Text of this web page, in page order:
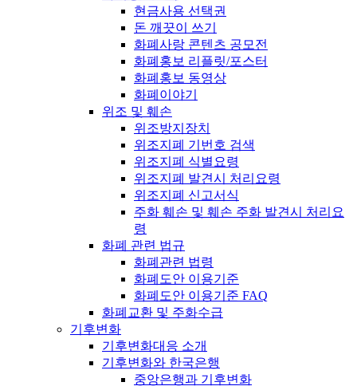
현금사용 선택권
돈 깨끗이 쓰기
화폐사랑 콘텐츠 공모전
화폐홍보 리플릿/포스터
화폐홍보 동영상
화폐이야기
위조 및 훼손
위조방지장치
위조지폐 기번호 검색
위조지폐 식별요령
위조지폐 발견시 처리요령
위조지폐 신고서식
주화 훼손 및 훼손 주화 발견시 처리요
령
화폐 관련 법규
화폐관련 법령
화폐도안 이용기준
화폐도안 이용기준 FAQ
화폐교환 및 주화수급
기후변화
기후변화대응 소개
기후변화와 한국은행
중앙은행과 기후변화